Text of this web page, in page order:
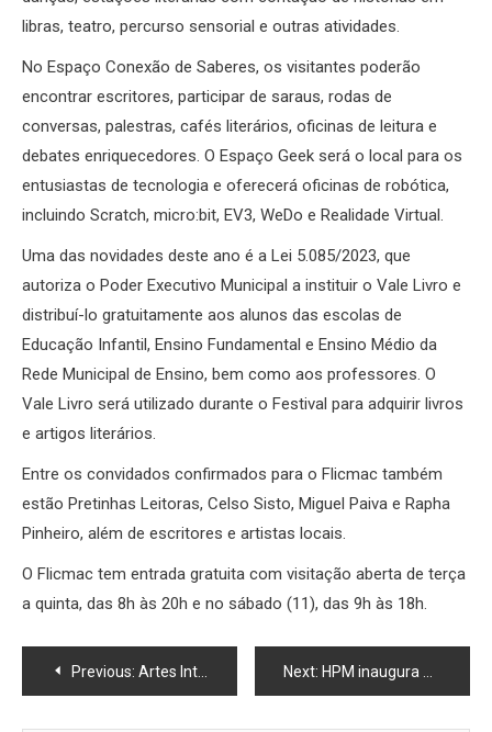
libras, teatro, percurso sensorial e outras atividades.
No Espaço Conexão de Saberes, os visitantes poderão
encontrar escritores, participar de saraus, rodas de
conversas, palestras, cafés literários, oficinas de leitura e
debates enriquecedores. O Espaço Geek será o local para os
entusiastas de tecnologia e oferecerá oficinas de robótica,
incluindo Scratch, micro:bit, EV3, WeDo e Realidade Virtual.
Uma das novidades deste ano é a Lei 5.085/2023, que
autoriza o Poder Executivo Municipal a instituir o Vale Livro e
distribuí-lo gratuitamente aos alunos das escolas de
Educação Infantil, Ensino Fundamental e Ensino Médio da
Rede Municipal de Ensino, bem como aos professores. O
Vale Livro será utilizado durante o Festival para adquirir livros
e artigos literários.
Entre os convidados confirmados para o Flicmac também
estão Pretinhas Leitoras, Celso Sisto, Miguel Paiva e Rapha
Pinheiro, além de escritores e artistas locais.
O Flicmac tem entrada gratuita com visitação aberta de terça
a quinta, das 8h às 20h e no sábado (11), das 9h às 18h.
Navegação
de
Previous: Artes Integradas em Curso na Praça do Polivalente Next: HPM inaugura Serviço Municipal de Doenças Raras